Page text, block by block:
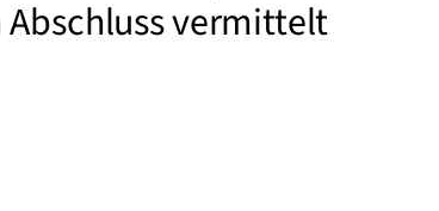
vermittelt